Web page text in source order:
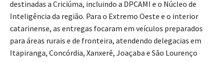
destinadas a Criciúma, incluindo a DPCAMI e o Núcleo de
Inteligência da região. Para o Extremo Oeste e o interior
catarinense, as entregas focaram em veículos preparados
para áreas rurais e de fronteira, atendendo delegacias em
Itapiranga, Concórdia, Xanxerê, Joaçaba e São Lourenço